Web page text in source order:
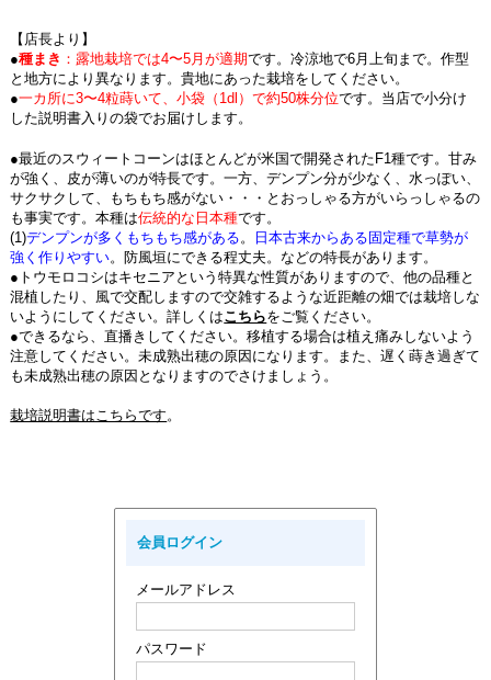
【店長より】
●種まき ：露地栽培では4〜5月が適期です。冷涼地で6月上旬まで。作型
と地方により異なります。貴地にあった栽培をしてください。
●一カ所に3〜4粒蒔いて、小袋（1dl）で約50株分位です。当店で小分け
した説明書入りの袋でお届けします。
●最近のスウィートコーンはほとんどが米国で開発されたF1種です。甘み
が強く、皮が薄いのが特長です。一方、デンプン分が少なく、水っぽい、
サクサクして、もちもち感がない・・・とおっしゃる方がいらっしゃるの
も事実です。本種は伝統的な日本種です。
(1)デンプンが多くもちもち感がある 。
日本古来からある固定種で草勢が
強く作りやすい。防風垣にできる程丈夫。などの特長があります。
●トウモロコシはキセニアという特異な性質がありますので、他の品種と
混植したり、風で交配しますので交雑するような近距離の畑では栽培しな
いようにしてください。詳しくはこちらをご覧ください。
●できるなら、直播きしてください。移植する場合は植え痛みしないよう
注意してください。未成熟出穂の原因になります。また、遅く蒔き過ぎて
も未成熟出穂の原因となりますのでさけましょう。
栽培説明書はこちらです。
会員ログイン
メールアドレス
パスワード